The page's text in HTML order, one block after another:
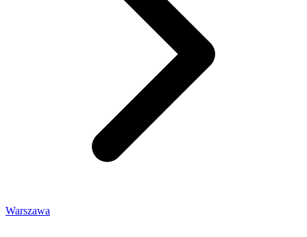
Warszawa